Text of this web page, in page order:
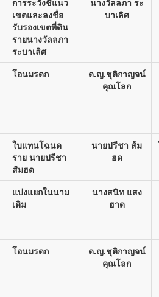
การระวังชี้แนว
เขตและลงชื่อ
รับรองเขตที่ดิน
รายนางวัลลภา
ระบาเลิศ
นางวัลลภา ระ
บาเลิศ
โอนมรดก
ด.ญ.ชุติกาญจน์
คุณโลก
ใบแทนโฉนด
ราย นายปรีชา
ส้มฮด
นายปรีชา ส้ม
ฮด
แบ่งแยกในนาม
เดิม
นางสนิท แสง
ฮาด
โอนมรดก
ด.ญ.ชุติกาญจน์
คุณโลก